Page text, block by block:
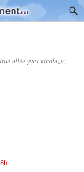
allée yves nicolazic,